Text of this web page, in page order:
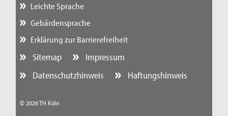
Leichte Sprache
Gebärdensprache
Erklärung zur Barrierefreiheit
Sitemap
Impressum
Datenschutzhinweis
Haftungshinweis
© 2026 TH Köln